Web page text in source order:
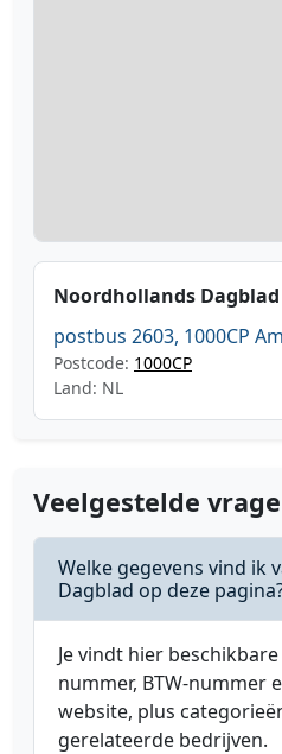
Noordhollands Dagblad
postbus 2603, 1000CP
Postcode: 1000CP
Land: NL
Veelgestelde
Welke gegevens vind ik
Dagblad op deze
Je vindt hier
nummer, BTW-nummer
website, plus
gerelateerde bedrijven.